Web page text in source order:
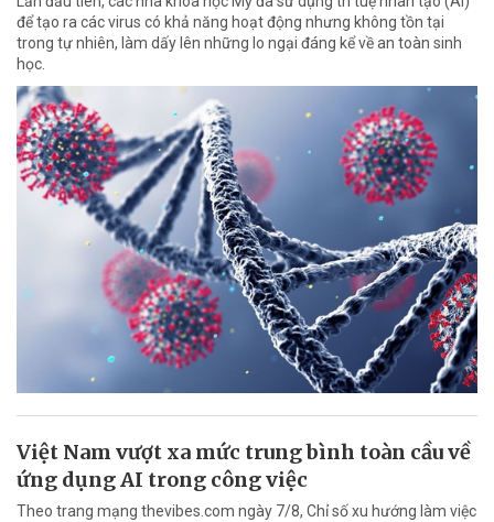
để tạo ra các virus có khả năng hoạt động nhưng không tồn tại
trong tự nhiên, làm dấy lên những lo ngại đáng kể về an toàn sinh
học.
Việt Nam vượt xa mức trung bình toàn cầu về
ứng dụng AI trong công việc
Theo trang mạng thevibes.com ngày 7/8, Chỉ số xu hướng làm việc